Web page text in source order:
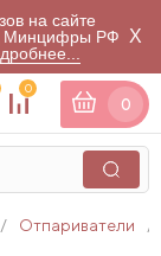
на сайте
Минцифры РФ
X
0
0
Отпариватели